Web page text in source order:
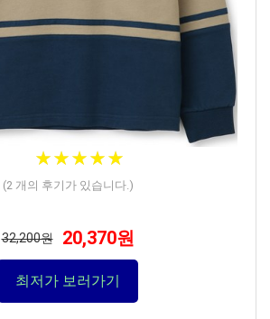
★★★★★
★★★★★
(2개의 후기가 있습니다.)
32,200원 20,370원
최저가 보러가기